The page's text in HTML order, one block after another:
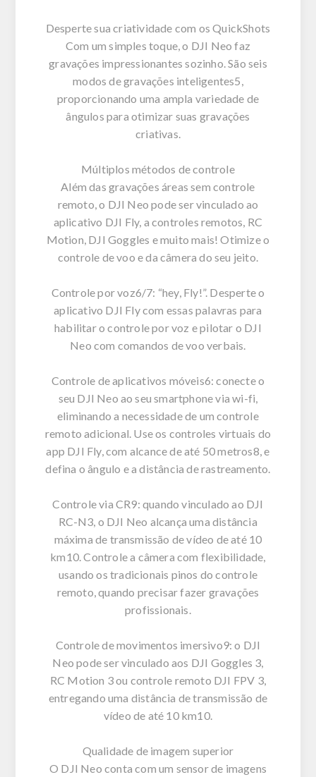
Desperte sua criatividade com os QuickShots
Com um simples toque, o DJI Neo faz
gravações impressionantes sozinho. São seis
modos de gravações inteligentes5,
proporcionando uma ampla variedade de
ângulos para otimizar suas gravações
criativas.
Múltiplos métodos de controle
Além das gravações áreas sem controle
remoto, o DJI Neo pode ser vinculado ao
aplicativo DJI Fly, a controles remotos, RC
Motion, DJI Goggles e muito mais! Otimize o
controle de voo e da câmera do seu jeito.
Controle por voz6/7: “hey, Fly!”. Desperte o
aplicativo DJI Fly com essas palavras para
habilitar o controle por voz e pilotar o DJI
Neo com comandos de voo verbais.
Controle de aplicativos móveis6: conecte o
seu DJI Neo ao seu smartphone via wi-fi,
eliminando a necessidade de um controle
remoto adicional. Use os controles virtuais do
app DJI Fly, com alcance de até 50 metros8, e
defina o ângulo e a distância de rastreamento.
Controle via CR9: quando vinculado ao DJI
RC-N3, o DJI Neo alcança uma distância
máxima de transmissão de vídeo de até 10
km10. Controle a câmera com flexibilidade,
usando os tradicionais pinos do controle
remoto, quando precisar fazer gravações
profissionais.
Controle de movimentos imersivo9: o DJI
Neo pode ser vinculado aos DJI Goggles 3,
RC Motion 3 ou controle remoto DJI FPV 3,
entregando uma distância de transmissão de
vídeo de até 10 km10.
Qualidade de imagem superior
O DJI Neo conta com um sensor de imagens